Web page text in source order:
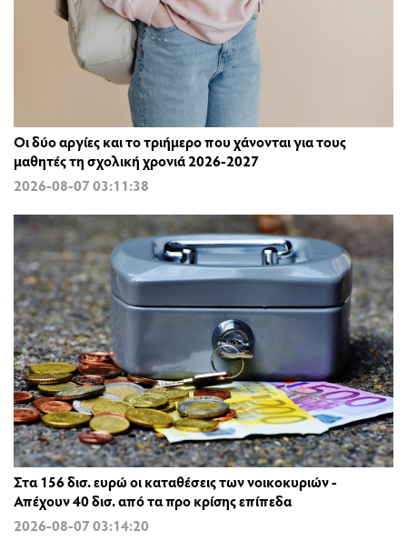
Οι δύο αργίες και το τριήμερο που χάνονται για τους
μαθητές τη σχολική χρονιά 2026-2027
2026-08-07 03:11:38
Στα 156 δισ. ευρώ οι καταθέσεις των νοικοκυριών -
Απέχουν 40 δισ. από τα προ κρίσης επίπεδα
2026-08-07 03:14:20